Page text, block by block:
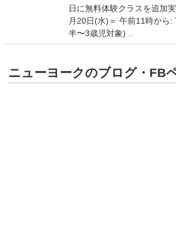
日に無料体験クラスを追加
月20日(水)＝ 午前11時から:
半〜3歳児対象) ..
ニューヨークのブログ・FB